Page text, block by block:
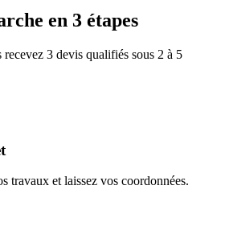
en 3 étapes
recevez 3 devis qualifiés sous 2 à 5
travaux et laissez vos coordonnées.